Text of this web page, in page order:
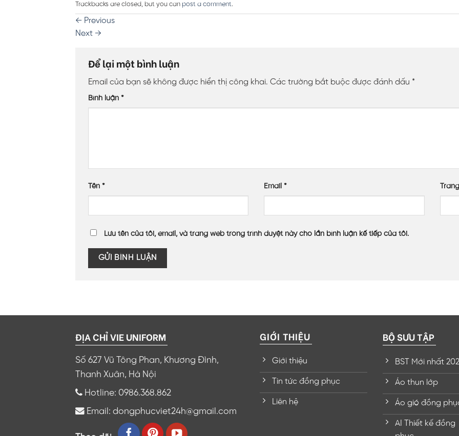
Trackbacks are closed, but you can post a comment.
← Previous
Next →
Để lại một bình luận
Email của bạn sẽ không được hiển thị công khai. Các trường bắt buộc được đánh dấu *
Bình luận *
Tên * Email*
Lưu tên của tôi, email, và trang web trong trình duyệt này cho lần bình luận kế tiếp của tôi.
ĐỊA CHỈ VIE UNIFORM
Số 627 Vũ Tông Phan, Khương Đình,
Thanh Xuân, Hà Nội
Hotline: 0986.368.862
Email: dongphucviet24h@gmail.com
GIỚI THIỆU
Giới thiệu
Tin tức đồng phục
Liên hệ
BỘ SƯU TẬP
BST Mới nhất
Áo thun lớp
Áo gió đồng
AI Thiết kế đồng